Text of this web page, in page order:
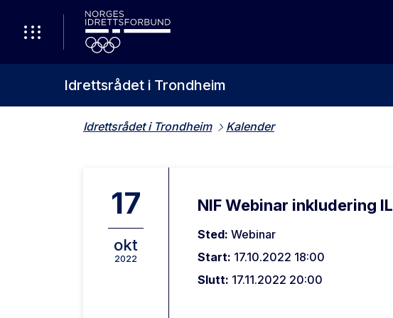
Idrettsrådet i Trondheim
Idrettsrådet i Trondheim Kalender
17
okt
2022
NIF Webinar inkludering IL
Sted: Webinar
Start: 17.10.2022 18:00
Slutt: 17.11.2022 20:00